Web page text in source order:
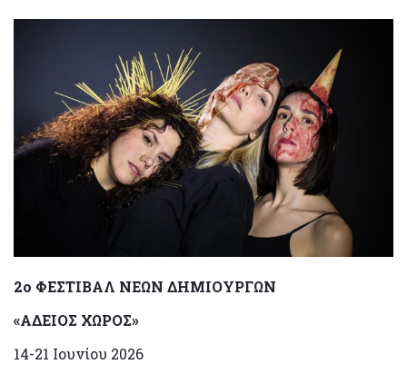
2ο ΦΕΣΤΙΒΑΛ ΝΕΩΝ ΔΗΜΙΟΥΡΓΩΝ
«ΑΔΕΙΟΣ ΧΩΡΟΣ»
14-21 Ιουνίου 2026